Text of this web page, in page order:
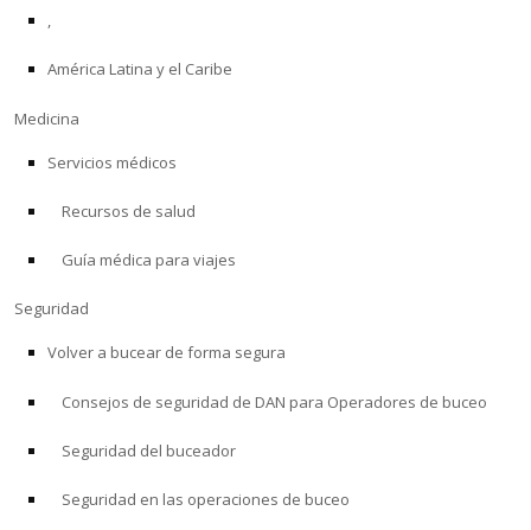
Tienda
Alert Diver
SEGURIDAD
INVESTIGACIÓN
PROGRAMAS PROFESIONALES
,
América Latina y el Caribe
Medicina
Servicios médicos
Recursos de salud
Guía médica para viajes
Seguridad
Volver a bucear de forma segura
Consejos de seguridad de DAN para Operadores de buceo
Seguridad del buceador
Seguridad en las operaciones de buceo